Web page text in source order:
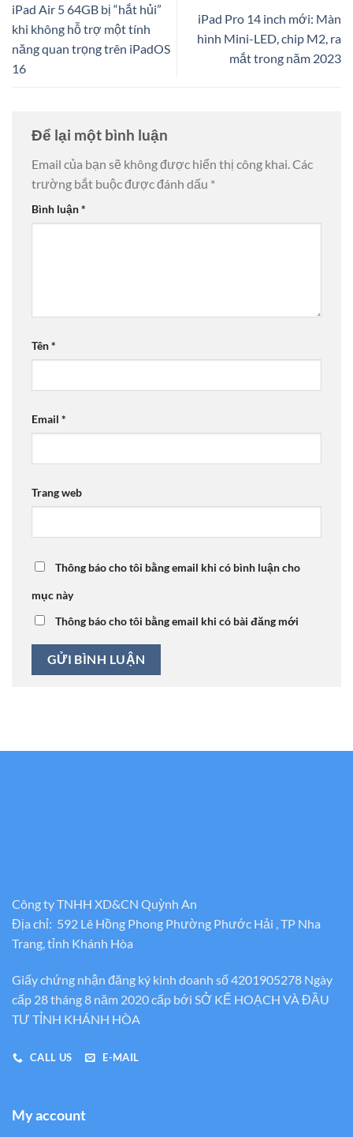
iPad Air 5 64GB bị “hắt hủi”
khi không hỗ trợ một tính
năng quan trọng trên iPadOS
16
iPad Pro 14 inch mới: Màn
hình Mini-LED, chip M2, ra
mắt trong năm 2023
Để lại một bình luận
Email của bạn sẽ không được hiển thị công khai.Các
trường bắt buộc được đánh dấu *
Bình luận*
Tên*
Email *
Trang web
Thông báo cho tôi bằng email khi có bình luận cho
mục này
Thông báo cho tôi bằng email khi có bài đăng mới
Công ty TNHH XD&CN Quỳnh An
Địa chỉ: 592 Lê Hồng Phong Phường Phước Hải , TP Nha
Trang, tỉnh Khánh Hòa
Giấy chứng nhận đăng ký kinh doanh số 4201905278 Ngày
cấp 28 tháng 8 năm 2020 cấp bới SỞ KẾ HOẠCH VÀ ĐẦU
TƯ TỈNH KHÁNH HÒA
CALL US E-MAIL
My account